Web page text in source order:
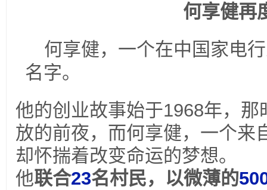
何享健再
何享健，一个在中国家电
名字。
他的创业故事始于1968年，那
放的前夜，而何享健，一个来
却怀揣着改变命运的梦想。
他联合23名村民，以微薄的